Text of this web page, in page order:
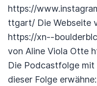
https://
ttgart/ Die Webseite
https://xn--
von Aline Viola Otte
Die Podcastfolge mit
dieser Folge erwähne: